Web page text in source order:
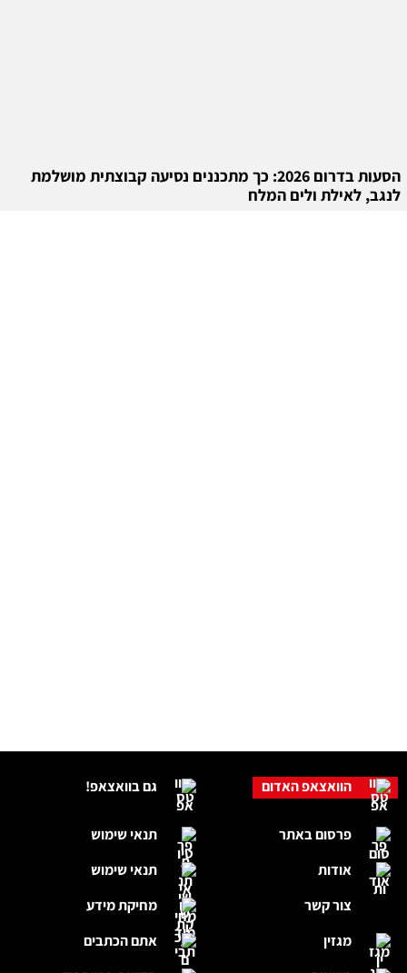
הסעות בדרום 2026: כך מתכננים נסיעה קבוצתית מושלמת
לנגב, לאילת ולים המלח
גם בוואצאפ!
תנאי שימוש
תנאי שימוש
מחיקת מידע
אתם הכתבים
הוואצאפ האדום
פרסום באתר
אודות
צור קשר
מגזין